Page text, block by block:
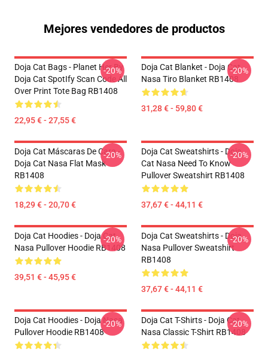
Mejores vendedores de productos
Doja Cat Bags - Planet Her By
Doja Cat SpotIfy Scan Code All
Over Print Tote Bag RB1408
22,95 € - 27,55 €
-20%
Doja Cat Blanket - Doja Cat
Nasa Tiro Blanket RB1408
31,28 € - 59,80 €
-20%
Doja Cat Máscaras De Cara -
Doja Cat Nasa Flat Mask
RB1408
18,29 € - 20,70 €
-20%
Doja Cat Sweatshirts - Doja
Cat Nasa Need To Know
Pullover Sweatshirt RB1408
37,67 € - 44,11 €
-20%
Doja Cat Hoodies - Doja Cat
Nasa Pullover Hoodie RB1408
39,51 € - 45,95 €
-20%
Doja Cat Sweatshirts - Doja
Nasa Pullover Sweatshirt
RB1408
37,67 € - 44,11 €
-20%
Doja Cat Hoodies - Doja Nasa
Pullover Hoodie RB1408
-20%
Doja Cat T-Shirts - Doja Cat
Nasa Classic T-Shirt RB1408
-20%